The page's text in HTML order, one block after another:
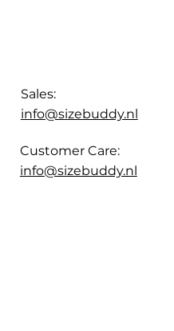
Sales:
info@sizebuddy.nl
Customer Care:
info@sizebuddy.nl